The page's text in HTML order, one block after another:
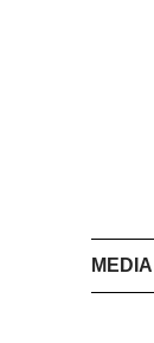
MEDIA